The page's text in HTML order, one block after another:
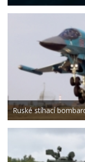
Ruské stíhací